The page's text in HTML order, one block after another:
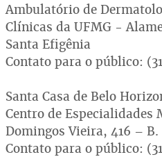
Ambulatório de
Clínicas da UFMG -
Santa Efigênia
Contato para o público:
Santa Casa de Belo
Centro de Especialidades
Domingos Vieira, 416 –
Contato para o público: